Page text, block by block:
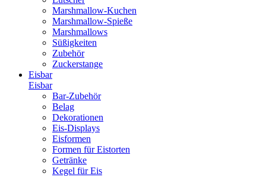
Marshmallow-Kuchen
Marshmallow-Spieße
Marshmallows
Süßigkeiten
Zubehör
Zuckerstange
Eisbar
Eisbar
Bar-Zubehör
Belag
Dekorationen
Eis-Displays
Eisformen
Formen für Eistorten
Getränke
Kegel für Eis